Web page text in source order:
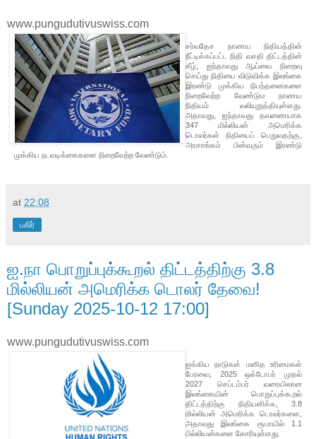
www.pungudutivuswiss.com
சர்வதேச நாணய நிதியத்தின்
நீட்டிக்கப்பட்ட நிதி வசதி திட்டத்தின்
கீழ், ஐந்தாவது ஆய்வை நிறைவு
செய்து நிதியை விடுவிக்க இலங்கை
இரண்டு முக்கிய நிபந்தனைகளை
நிறைவேற்ற வேண்டும நாணய
நிதியம் வலியுறுத்தியுள்ளது.
அதாவது, ஐந்தாவது தவணையாக
347 மில்லியன் அமெரிக்க
டொலர்கள் நிதியைப் பெறுவதற்கு,
அரசாங்கம் பின்வரும் இரண்டு
முக்கிய நடவடிக்கைகளை நிறைவேற்ற வேண்டும்.
at 22:08
பகிர்
ஐ.நா பொறுப்புக்கூறல் திட்டத்திற்கு 3.8
மில்லியன் அமெரிக்க டொலர் தேவை!
[Sunday 2025-10-12 17:00]
www.pungudutivuswiss.com
ஐக்கிய நாடுகள் மனித உரிமைகள்
பேரவை, 2025 ஒக்டோபர் முதல்
2027 செப்டம்பர் வரையிலான
இலங்கையின் பொறுப்புக்கூறல்
திட்டத்திற்கு நிதியளிக்க, 3.8
மில்லியன் அமெரிக்க டொலர்களை,
அதாவது இலங்கை ரூபாயில் 1.1
பில்லியன்களை கோரியுள்ளது.